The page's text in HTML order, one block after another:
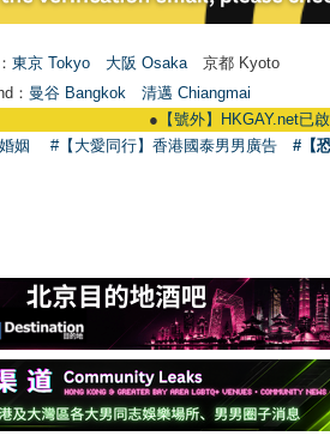
東京 Tokyo 大阪 Osaka 京都 Kyoto
： 曼谷 Bangkok
清邁 Chiangmai
【號外】HKGAY.net已啟動
姻 #【大愛同行】香港國泰男男廣告 #【